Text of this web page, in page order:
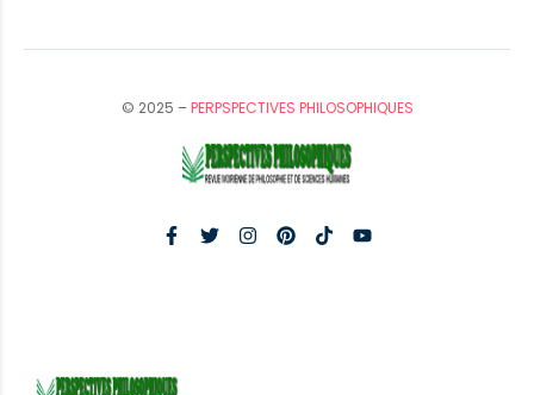
© 2025 –PERPSPECTIVES PHILOSOPHIQUES